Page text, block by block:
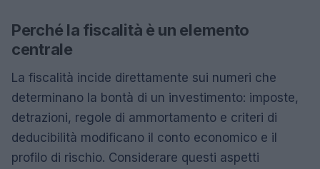
Perché la fiscalità è un elemento
centrale
La fiscalità incide direttamente sui numeri che
determinano la bontà di un investimento: imposte,
detrazioni, regole di ammortamento e criteri di
deducibilità modificano il conto economico e il
profilo di rischio. Considerare questi aspetti